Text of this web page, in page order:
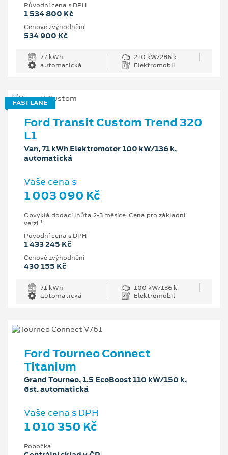
Původní cena s DPH
1 534 800 Kč
Cenové zvýhodnění
534 900 Kč
77 kWh
210 kW/286 k
automatická
Elektromobil
FAST LANE
Ford Transit Custom Trend 320
L1
Van, 71 kWh Elektromotor 100 kW/136 k,
automatická
Vaše cena s
1 003 090 Kč
Obvyklá dodací lhůta 2-3 měsíce. Cena pro základní
verzi.1
Původní cena s DPH
1 433 245 Kč
Cenové zvýhodnění
430 155 Kč
71 kWh
100 kW/136 k
automatická
Elektromobil
Ford Tourneo Connect
Titanium
Grand Tourneo, 1.5 EcoBoost 110 kW/150 k,
6st. automatická
Vaše cena s DPH
1 010 350 Kč
Pobočka